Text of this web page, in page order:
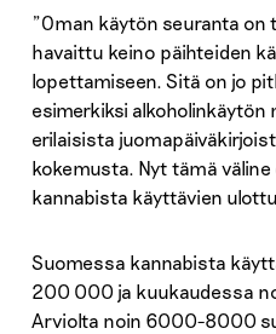
”Oman käytön seuranta
havaittu keino päihteiden
lopettamiseen. Sitä on jo
esimerkiksi
erilaisista
kokemusta. Nyt tämä
kannabista käyttävien
Suomessa kannabista
200 000 ja kuukaudessa
Arviolta noin 6000-8000